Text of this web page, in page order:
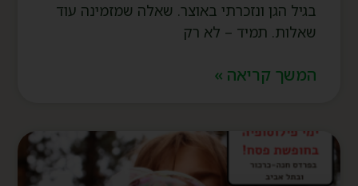
בגיל הגן ונזכרתי באוצר. שאלה שמזמינה עוד
שאלות. תמיד – לא רק
המשך קריאה »